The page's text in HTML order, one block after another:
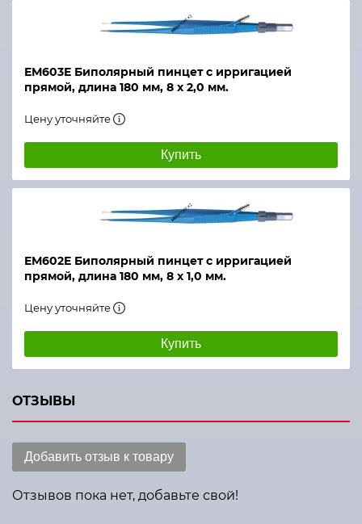
ЕМ603Е Биполярный пинцет с ирригацией
прямой, длина 180 мм, 8 х 2,0 мм.
Цену уточняйте
Купить
ЕМ602Е Биполярный пинцет с ирригацией
прямой, длина 180 мм, 8 х 1,0 мм.
Цену уточняйте
Купить
ОТЗЫВЫ
Добавить отзыв к товару
Отзывов пока нет, добавьте свой!